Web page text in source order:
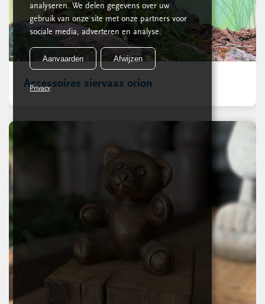
Accessoires siervaas orion
analyseren. We delen gegevens over uw
gebruik van onze site met onze partners voor
sociale media, adverteren en analyse.
Aanvaarden Afwijzen
Privacy